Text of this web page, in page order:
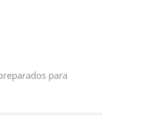
para